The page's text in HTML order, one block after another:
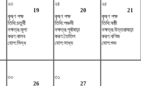
২৩
19
কৃষ্ণ পক্ষ
তিথি:চতুর্থী
নক্ষত্র:মূলা
করণ:বালব
যোগ:সিদ্ধ
২৪
20
কৃষ্ণ পক্ষ
তিথি:পঞ্চমী
নক্ষত্র:পূর্বাষাঢ়া
করণ:তৈতিল
যোগ:সাধ্য
২৫
21
কৃষ্ণ পক্ষ
তিথি:ষষ্ঠী
নক্ষত্র:উত্তরাষাঢ়া
করণ:বণিজ
যোগ:শুভ
৩০
26
৩১
27